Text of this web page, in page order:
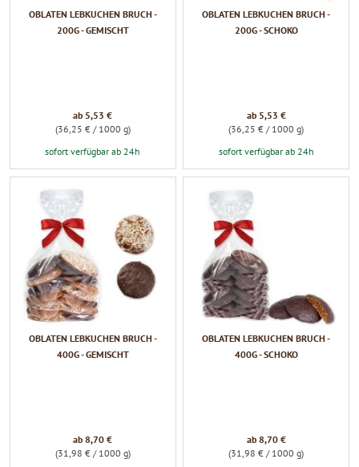
OBLATEN LEBKUCHEN BRUCH -
200G - GEMISCHT
ab 5,53 €
(36,25 € / 1000 g)
sofort verfügbar ab 24h
OBLATEN LEBKUCHEN BRUCH -
200G - SCHOKO
ab 5,53 €
(36,25 € / 1000 g)
sofort verfügbar ab 24h
OBLATEN LEBKUCHEN BRUCH -
400G - GEMISCHT
ab 8,70 €
(31,98 € / 1000 g)
OBLATEN LEBKUCHEN BRUCH -
400G - SCHOKO
ab 8,70 €
(31,98 € / 1000 g)